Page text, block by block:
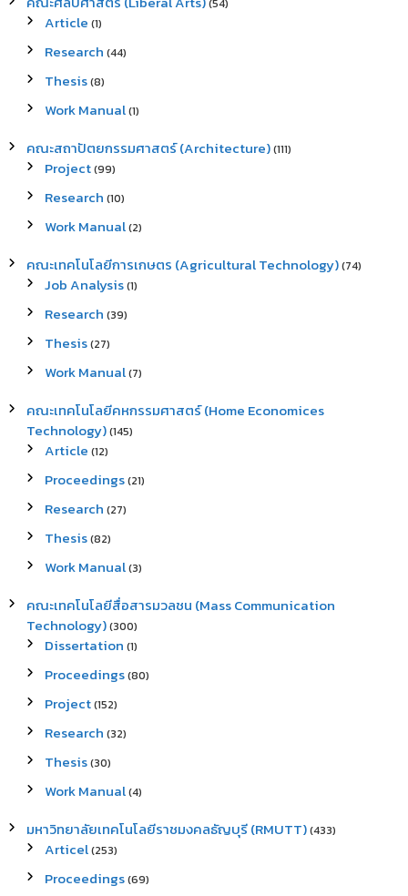
(54)
Article (1)
Research (44)
Thesis(8)
Work Manual(1)
คณะสถาปัตยกรรมศาสตร์ (Architecture)(111)
Project(99)
Research (10)
Work Manual(2)
คณะเทคโนโลยีการเกษตร (Agricultural Technology)(74)
Job Analysis(1)
Research (39)
Thesis(27)
Work Manual(7)
คณะเทคโนโลยีคหกรรมศาสตร์ (Home Economices
Technology)(145)
Article (12)
Proceedings(21)
Research (27)
Thesis(82)
Work Manual(3)
คณะเทคโนโลยีสื่อสารมวลชน (Mass Communication
Technology)(300)
Dissertation (1)
Proceedings(80)
Project(152)
Research (32)
Thesis(30)
Work Manual(4)
มหาวิทยาลัยเทคโนโลยีราชมงคลธัญบุรี (RMUTT)(433)
Articel(253)
Proceedings(69)